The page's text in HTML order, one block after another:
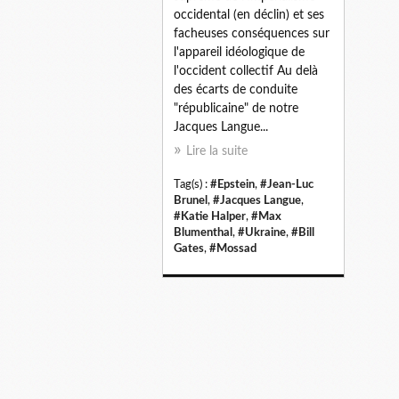
occidental (en déclin) et ses
facheuses conséquences sur
l'appareil idéologique de
l'occident collectif Au delà
des écarts de conduite
"républicaine" de notre
Jacques Langue...
Lire la suite
Tag(s) : #Epstein, #Jean-Luc
Brunel , #Jacques Langue,
#Katie Halper, #Max
Blumenthal , #Ukraine, #Bill
Gates, #Mossad